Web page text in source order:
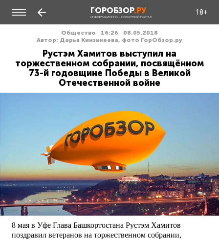
ГОРОБЗОР.РУ
ИНФОРМАЦИОННО - НОВОСТНОЙ ПОРТАЛ
18+
Общество 16:26
08.05.2018
Автор: Дарья Кинзикеева, фото ГорОбзор.ру
Рустэм Хамитов выступил на
торжественном собрании, посвящённом
73-й годовщине Победы в Великой
Отечественной войне
8 мая в Уфе Глава Башкортостана Рустэм Хамитов
поздравил ветеранов на торжественном собрании,